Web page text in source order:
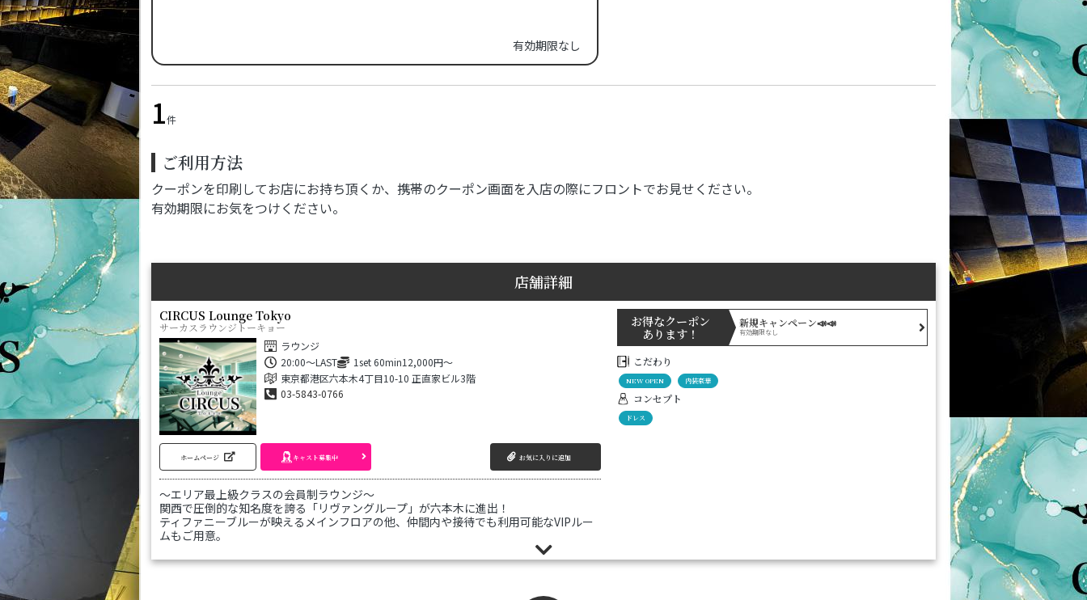
有効期限なし
1件
ご利用方法
クーポンを印刷してお店にお持ち頂くか、携帯のクーポン画面を入店の際にフロントでお見せください。
有効期限にお気をつけください。
店舗詳細
CIRCUS Lounge Tokyo
サーカスラウンジトーキョー
ラウンジ
20:00～LAST
1set 60min12,000円～
東京都港区六本木4丁目10-10 正直家ビル3階
03-5843-0766
ホームページ キャスト募集中 お気に入りに追加
～エリア最上級クラスの会員制ラウンジ～
関西で圧倒的な知名度を誇る「リヴァングループ」が六本木に進出！
ティファニーブルーが映えるメインフロアの他、仲間内や接待でも利用可能なVIPルー
ムもご用意。
スタッフ一同、皆さまのご来店を心よりお待ちしております。
お得なクーポン
あります！
新規キャンペーン📣📣
有効期限なし
こだわり
NEW OPEN 内装豪華
コンセプト
ドレス